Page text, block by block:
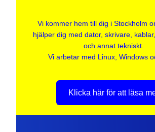
Vi kommer hem till dig i Stockholm
hjälper dig med dator, skrivare,
och annat tekniskt.
Vi arbetar med Linux, Windows
Klicka här för att läsa